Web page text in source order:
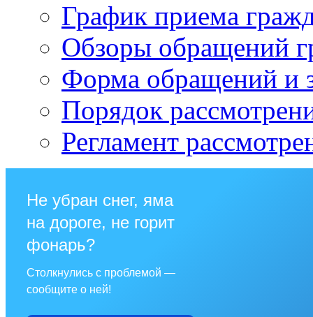
График приема
Обзоры обращений
Форма обращений и
Порядок
Регламент
Не убран снег, яма
на дороге, не горит
фонарь?
Столкнулись с проблемой —
сообщите о ней!